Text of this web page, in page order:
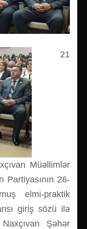
21
Müəllimlər
26-
elmi-praktik
giriş sözü ilə
Şəhər